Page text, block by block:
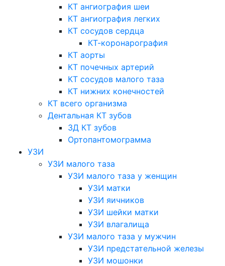
КТ ангиография шеи
КТ ангиография легких
КТ сосудов сердца
КТ-коронарография
КТ аорты
КТ почечных артерий
КТ сосудов малого таза
КТ нижних конечностей
КТ всего организма
Дентальная КТ зубов
3Д КТ зубов
Ортопантомограмма
УЗИ
УЗИ малого таза
УЗИ малого таза у женщин
УЗИ матки
УЗИ яичников
УЗИ шейки матки
УЗИ влагалища
УЗИ малого таза у мужчин
УЗИ предстательной железы
УЗИ мошонки